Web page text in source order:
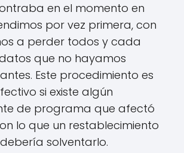
en el momento en
por vez primera, con
a perder todos y cada
que no hayamos
Este procedimiento es
si existe algún
de programa que afectó
lo que un restablecimiento
solventarlo.